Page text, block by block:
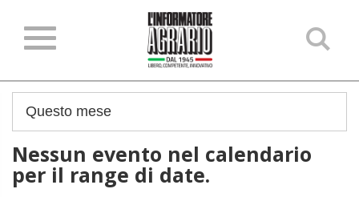
Nessun evento nel calendario
per il range di date.